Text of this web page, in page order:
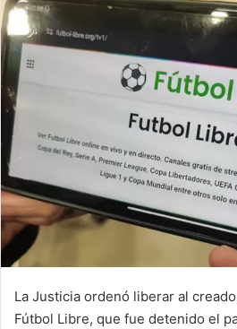
La Justicia ordenó liberar al
Fútbol Libre, que fue detenido el